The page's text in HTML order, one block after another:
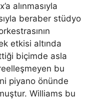
alınmasıyla
beraber stüdyo
etkisi altında
biçimde asla
bu
piyano önünde
Williams bu